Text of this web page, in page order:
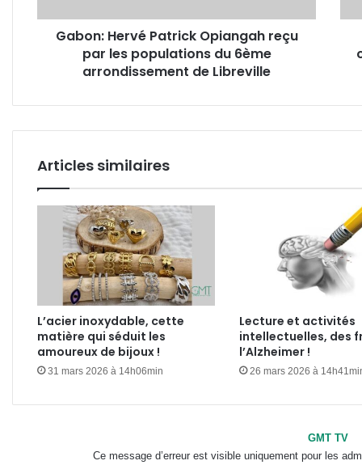
du
6ème
arrondissement
Gabon: Hervé Patrick Opiangah reçu
par les populations du 6ème
arrondissement de Libreville
Articles similaires
L’acier inoxydable, cette
matière qui séduit les
amoureux de bijoux !
31 mars 2026 à 14h06min
Lecture et activités
intellectuelles, des
l’Alzheimer !
26 mars 2026 à
GMT TV
Ce message d’erreur est visible uniquement pour les